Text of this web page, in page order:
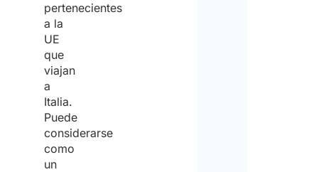
pertenecientes
a la
UE
que
viajan
a
Italia.
Puede
considerarse
como
un